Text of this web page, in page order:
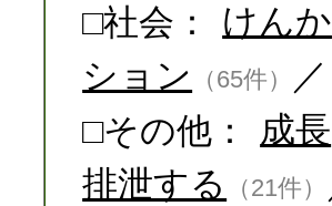
□社会：
けんか
ション
（65件） ／
□その他： 成長
排泄する
（21件）